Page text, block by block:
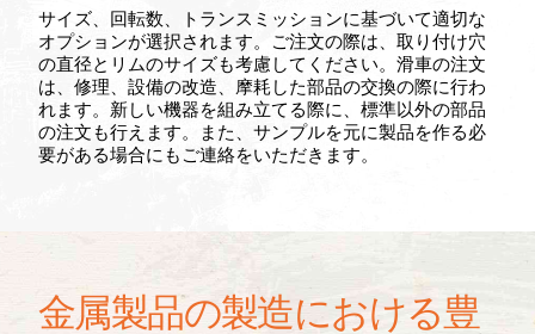
サイズ、回転数、トランスミッションに基づいて適切な
オプションが選択されます。ご注文の際は、取り付け穴
の直径とリムのサイズも考慮してください。滑車の注文
は、修理、設備の改造、摩耗した部品の交換の際に行わ
れます。新しい機器を組み立てる際に、標準以外の部品
の注文も行えます。また、サンプルを元に製品を作る必
要がある場合にもご連絡をいただきます。
金属製品の製造における豊